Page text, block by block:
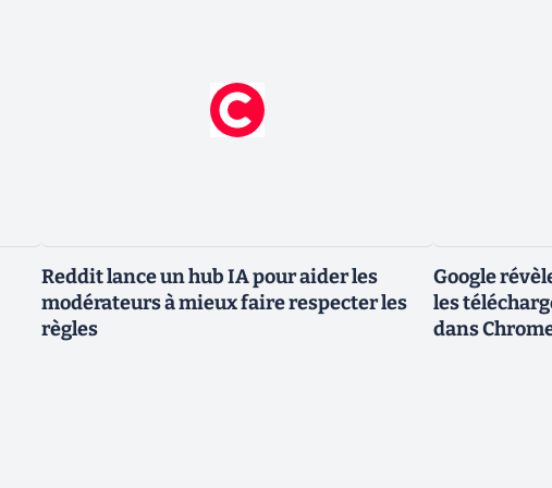
Reddit lance un hub IA pour aider les
modérateurs à mieux faire respecter les
règles
Google
les
dans